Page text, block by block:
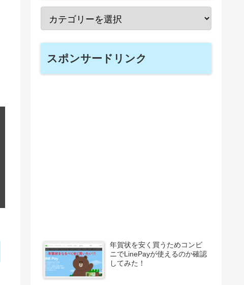
スポンサードリンク
年賀状を安く買うためコンビ
ニでLinePayが使えるのか確認
してみた！